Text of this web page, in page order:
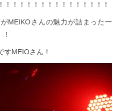
！！！！！！！！！！！！！！！
MEIKOさんの魅力が詰まった一
すMEIOさん！